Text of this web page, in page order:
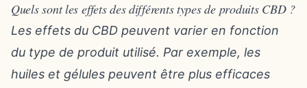
Quels sont les effets des différents types de produits CBD ?
Les effets du CBD peuvent varier en fonction
du type de produit utilisé. Par exemple, les
huiles et gélules peuvent être plus efficaces